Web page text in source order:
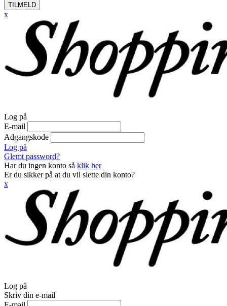
TILMELD
x
Log på
E-mail
Adgangskode
Log på
Glemt password?
Har du ingen konto så klik her
Er du sikker på at du vil slette din konto?
x
Log på
Skriv din e-mail